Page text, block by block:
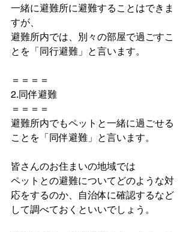
一緒に避難所に避難することはできま
すが、
避難所内では、別々の部屋で過ごすこ
とを「同行避難」と言います。
＝＝＝＝
2.同伴避難
＝＝＝＝
避難所内でもペットと一緒に過ごせる
ことを「同伴避難」と言います。
皆さんのお住まいの地域では
ペットとの避難についてどのような対
応をするのか、自治体に確認するなど
して調べておくといいでしょう。